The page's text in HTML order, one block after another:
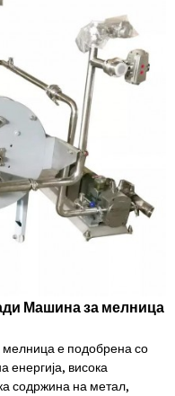
Машина за мелница
е подобрена со
енергија, висока
содржина на метал,